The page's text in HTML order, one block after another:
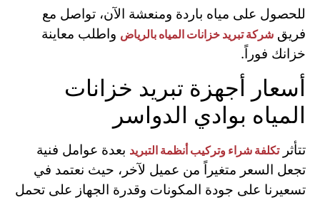
للحصول على مياه باردة ومنعشة الآن، تواصل مع
فريق شركة تبريد خزانات المياه بالرياض واطلب معاينة
خزانك فوراً.
أسعار أجهزة تبريد خزانات
المياه بوادي الدواسر
تتأثرتكلفة شراء وتركيب أنظمة التبريد بعدة عوامل فنية
تجعل السعر متغيراً من عميل لآخر، حيث نعتمد في
تسعيرنا على جودة المكونات وقدرة الجهاز على تحمل